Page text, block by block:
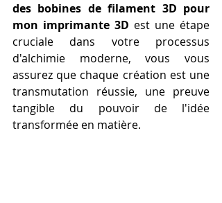
des bobines de filament 3D pour
mon imprimante 3D est une étape
cruciale dans votre processus
d'alchimie moderne, vous vous
assurez que chaque création est une
transmutation réussie, une preuve
tangible du pouvoir de l'idée
transformée en matière.